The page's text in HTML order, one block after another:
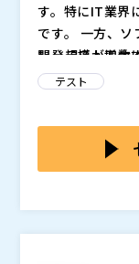
す。特にIT業界
です。 一方、
し、テスト工数
サイクルの高速
開発規模が増大
きます。対策と
している企業
QA担当者が多
るようです。
コードを書い
なく、ツール
には、AIが自動
てくれます。 AI
三者検証ベンダ
援の重要性と自
テスト